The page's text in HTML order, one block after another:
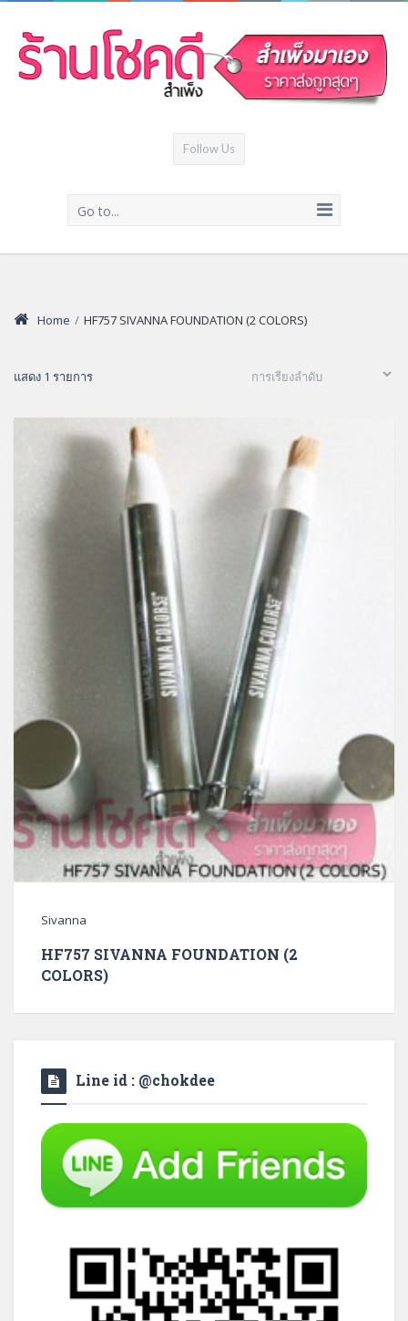
Follow Us
Go to...
Home / HF757 SIVANNA FOUNDATION (2 COLORS)
แสดง 1 รายการ
Sivanna
HF757 SIVANNA FOUNDATION (2
COLORS)
Line id : @chokdee